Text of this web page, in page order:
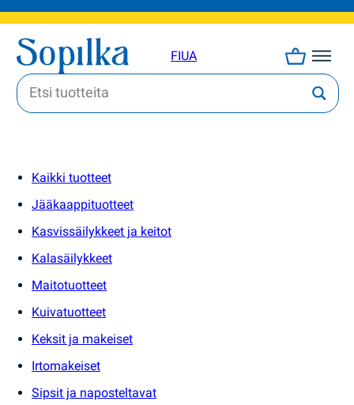
FIUA
Kaikki tuotteet
Jääkaappituotteet
Kasvissäilykkeet ja keitot
Kalasäilykkeet
Maitotuotteet
Kuivatuotteet
Keksit ja makeiset
Irtomakeiset
Sipsit ja naposteltavat